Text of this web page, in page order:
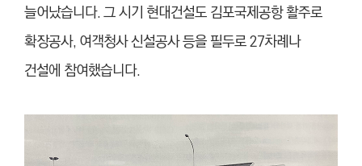
늘어났습니다. 그 시기 현대건설도 김포국제공항 활주로
확장공사, 여객청사 신설공사 등을 필두로 27차례나
건설에 참여했습니다.